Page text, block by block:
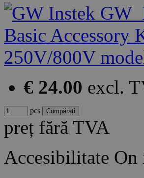
€ 24.00 excl.
pcs
preț fără TVA
Accesibilitate On